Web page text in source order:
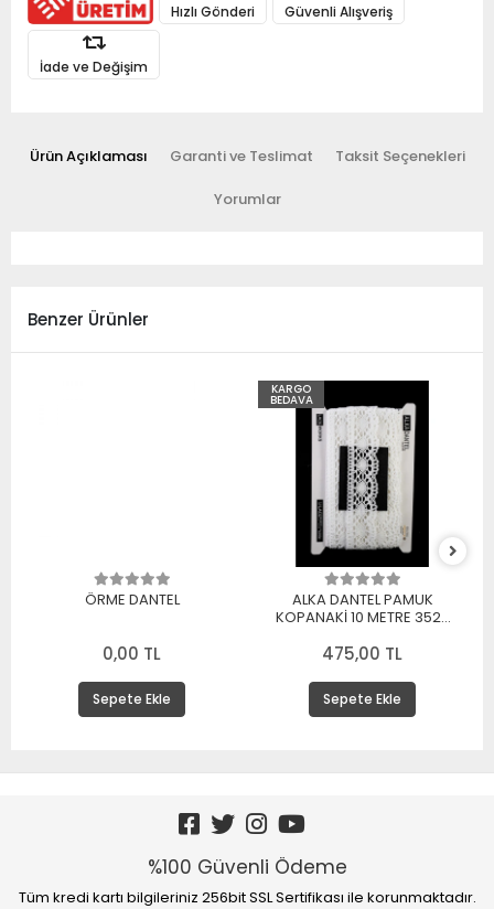
Hızlı Gönderi Güvenli Alışveriş
İade ve Değişim
Ürün Açıklaması Garanti ve Teslimat Taksit Seçenekleri
Yorumlar
Benzer Ürünler
ÖRME DANTEL
0,00 TL
Sepete Ekle
KARGO
BEDAVA
ALKA DANTEL PAMUK
KOPANAKİ 10 METRE 3520
475,00 TL
Sepete Ekle
%100 Güvenli Ödeme
Tüm kredi kartı bilgileriniz 256bit SSL Sertifikası ile korunmaktadır.